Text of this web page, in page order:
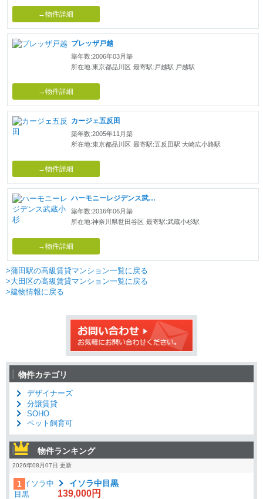
→物件詳細
ブレッザ戸越
築年数:2006年03月築
所在地:東京都品川区 最寄駅:戸越駅 戸越駅
→物件詳細
カージェ五反田
築年数:2005年11月築
所在地:東京都品川区 最寄駅:五反田駅 大崎広小路駅
→物件詳細
ハーモニーレジデンス武蔵小杉
築年数:2016年06月築
所在地:神奈川県世田谷区 最寄駅:武蔵小杉駅
→物件詳細
>蒲田駅の高級賃貸マンション一覧に戻る
>大田区の高級賃貸マンション一覧に戻る
>建物情報に戻る
物件カテゴリ
デザイナーズ
分譲賃貸
SOHO
ペット飼育可
物件ランキング
2026年08月07日 更新
1 イソラ中目黒
139,000円